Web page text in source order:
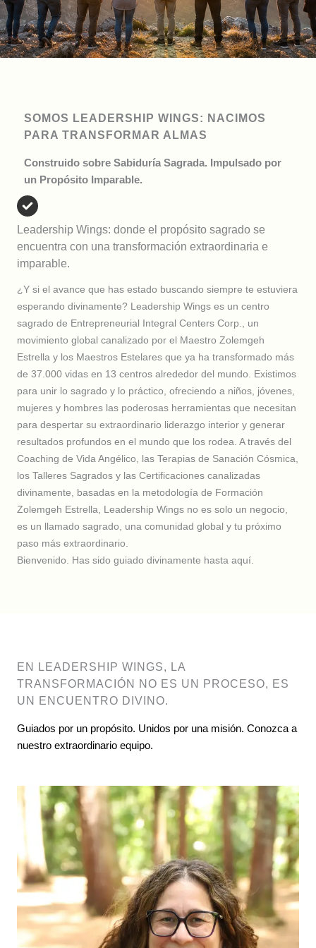
SOMOS LEADERSHIP WINGS: NACIMOS
PARA TRANSFORMAR ALMAS
Construido sobre Sabiduría Sagrada. Impulsado por
un Propósito Imparable.
Leadership Wings: donde el propósito sagrado se
encuentra con una transformación extraordinaria e
imparable.
¿Y si el avance que has estado buscando siempre te estuviera
esperando divinamente? Leadership Wings es un centro
sagrado de Entrepreneurial Integral Centers Corp., un
movimiento global canalizado por el Maestro Zolemgeh
Estrella y los Maestros Estelares que ya ha transformado más
de 37.000 vidas en 13 centros alrededor del mundo. Existimos
para unir lo sagrado y lo práctico, ofreciendo a niños, jóvenes,
mujeres y hombres las poderosas herramientas que necesitan
para despertar su extraordinario liderazgo interior y generar
resultados profundos en el mundo que los rodea. A través del
Coaching de Vida Angélico, las Terapias de Sanación Cósmica,
los Talleres Sagrados y las Certificaciones canalizadas
divinamente, basadas en la metodología de Formación
Zolemgeh Estrella, Leadership Wings no es solo un negocio,
es un llamado sagrado, una comunidad global y tu próximo
paso más extraordinario.
Bienvenido. Has sido guiado divinamente hasta aquí.
EN LEADERSHIP WINGS, LA
TRANSFORMACIÓN NO ES UN PROCESO, ES
UN ENCUENTRO DIVINO.
Guiados por un propósito. Unidos por una misión. Conozca a
nuestro extraordinario equipo.